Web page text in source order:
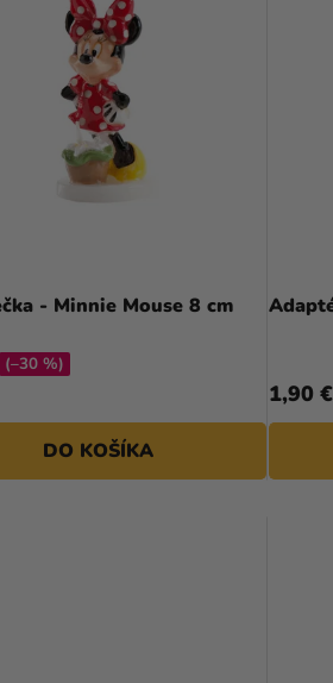
- Minnie Mouse 8 cm
(–30 %)
DO KOŠÍKA
1,90 €